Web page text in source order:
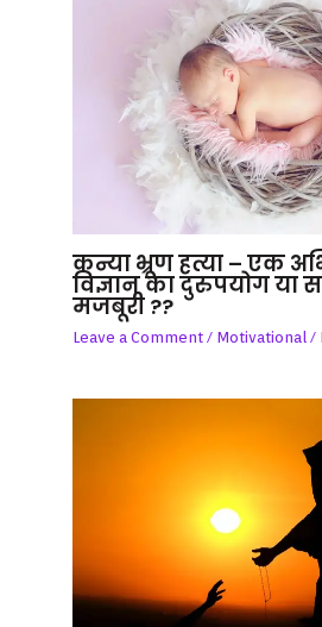
कन्या भ्रूण हत्या – एक
विज्ञान का दुरुपयोग या
मजबूरी ??
Leave a Comment / Motivational /